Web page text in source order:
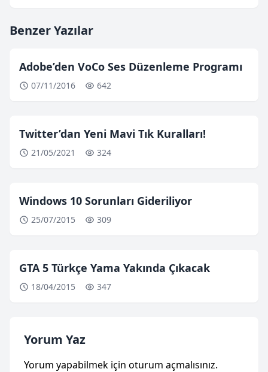
Benzer Yazılar
Adobe’den VoCo Ses Düzenleme Programı
07/11/2016 642
Twitter’dan Yeni Mavi Tık Kuralları!
21/05/2021 324
Windows 10 Sorunları Gideriliyor
25/07/2015 309
GTA 5 Türkçe Yama Yakında Çıkacak
18/04/2015 347
Yorum Yaz
Yorum yapabilmek için oturum açmalısınız.